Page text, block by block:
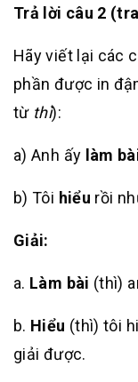
Trả lời câu 2
Hãy viết lại các
phần được in
từ thì):
a) Anh ấy làm
b) Tôi hiểu rồi
Giải:
a. Làm bài (thì)
b. Hiểu (thì) tôi
giải được.